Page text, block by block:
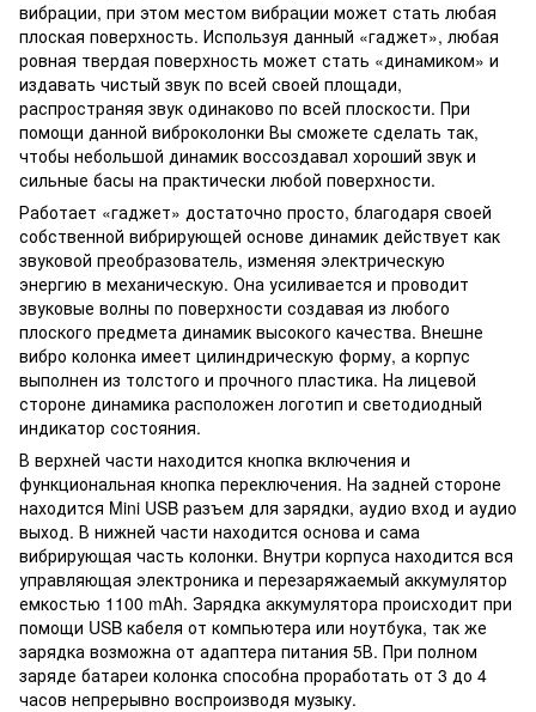
вибрации, при этом местом вибрации может стать любая
плоская поверхность. Используя данный «гаджет», любая
ровная твердая поверхность может стать «динамиком» и
издавать чистый звук по всей своей площади,
распространяя звук одинаково по всей плоскости. При
помощи данной виброколонки Вы сможете сделать так,
чтобы небольшой динамик воссоздавал хороший звук и
сильные басы на практически любой поверхности.
Работает «гаджет» достаточно просто, благодаря своей
собственной вибрирующей основе динамик действует как
звуковой преобразователь, изменяя электрическую
энергию в механическую. Она усиливается и проводит
звуковые волны по поверхности создавая из любого
плоского предмета динамик высокого качества. Внешне
вибро колонка имеет цилиндрическую форму, а корпус
выполнен из толстого и прочного пластика. На лицевой
стороне динамика расположен логотип и светодиодный
индикатор состояния.
В верхней части находится кнопка включения и
функциональная кнопка переключения. На задней стороне
находится Mini USB разъем для зарядки, аудио вход и аудио
выход. В нижней части находится основа и сама
вибрирующая часть колонки. Внутри корпуса находится вся
управляющая электроника и перезаряжаемый аккумулятор
емкостью 1100 mAh. Зарядка аккумулятора происходит при
помощи USB кабеля от компьютера или ноутбука, так же
зарядка возможна от адаптера питания 5В. При полном
заряде батареи колонка способна проработать от 3 до 4
часов непрерывно воспроизводя музыку.